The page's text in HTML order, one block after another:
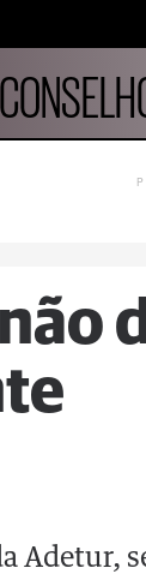
Adetur,